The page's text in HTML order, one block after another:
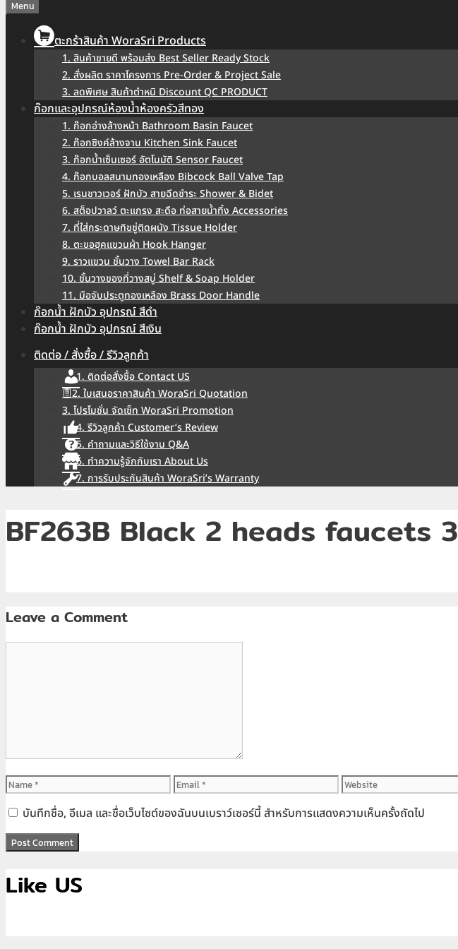
Menu
ตะกร้าสินค้า WoraSri Products
1. สินค้าขายดี พร้อมส่ง Best Seller Ready Stock
2. สั่งผลิต ราคาโครงการ Pre-Order & Project Sale
3. ลดพิเศษ สินค้าตำหนิ Discount QC PRODUCT
ก๊อกและอุปกรณ์ห้องน้ำห้องครัวสีทอง
1. ก๊อกอ่างล้างหน้า Bathroom Basin Faucet
2. ก๊อกซิงค์ล้างจาน Kitchen Sink Faucet
3. ก๊อกน้ำเซ็นเซอร์ อัตโนมัติ Sensor Faucet
4. ก๊อกบอลสนามทองเหลือง Bibcock Ball Valve Tap
5. เรนชาวเวอร์ ฝักบัว สายฉีดชำระ Shower & Bidet
6. สต็อปวาลว์ ตะแกรง สะดือ ท่อสายน้ำทิ้ง Accessories
7. ที่ใส่กระดาษทิชชู่ติดผนัง Tissue Holder
8. ตะขอฮุคแขวนผ้า Hook Hanger
9. ราวแขวน ชั้นวาง Towel Bar Rack
10. ชั้นวางของที่วางสบู่ Shelf & Soap Holder
11. มือจับประตูทองเหลือง Brass Door Handle
ก๊อกน้ำ ฝักบัว อุปกรณ์ สีดำ
ก๊อกน้ำ ฝักบัว อุปกรณ์ สีเงิน
ติดต่อ / สั่งซื้อ / รีวิวลูกค้า
1. ติดต่อสั่งซื้อ Contact US
2. ใบเสนอราคาสินค้า WoraSri Quotation
3. โปรโมชั่น จัดเซ็ท WoraSri Promotion
4. รีวิวลูกค้า Customer’s Review
5. คำถามและวิธีใช้งาน Q&A
6. ทำความรู้จักกับเรา About Us
7. การรับประกันสินค้า WoraSri’s Warranty
BF263B Black 2 heads faucets 3
Leave a Comment
Name Email
Website
บันทึกชื่อ, อีเมล และชื่อเว็บไซต์ของฉันบนเบราว์เซอร์นี้ สำหรับการแสดงความเห็นครั้งถัดไป
Like US